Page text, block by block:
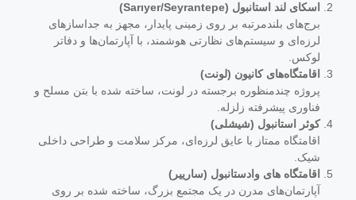
اسکای لند استانبول (Sarıyer/Seyrantepe)
برج‌های بلندمرتبه بر روی زمینی پایدار، مجهز به جداسازهای
لرزه‌ای و سیستم‌های نظارتی هوشمند، با آپارتمان‌ها و دفاتر
لوکس.
اقامتگاه‌های کانیون (لونت)
پروژه چندمنظوره برجسته در لونت، ساخته شده با بتن مسلح و
فناوری پیشرفته زلزله.
کوثر استانبول (شیشلی)
اقامتگاه ممتاز با عایق لرزه‌ای، مرکز سلامت و طراحی داخلی
شیک.
اقامتگاه های وادستانبول (سارییر)
آپارتمان‌های مدرن در یک مجتمع بزرگ، ساخته شده بر روی